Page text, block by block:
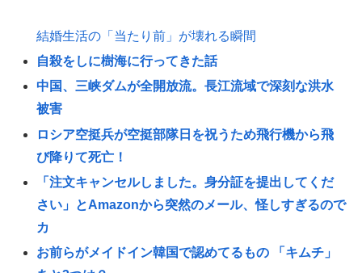
結婚生活の「当たり前」が壊れる瞬間
自殺をしに樹海に行ってきた話
中国、三峡ダムが全開放流。長江流域で深刻な洪水
被害
ロシア空挺兵が空挺部隊日を祝うため飛行機から飛
び降りて死亡！
「注文キャンセルしました。身分証を提出してくだ
さい」とAmazonから突然のメール、怪しすぎるので
カ
お前らがメイドイン韓国で認めてるもの 「キムチ」